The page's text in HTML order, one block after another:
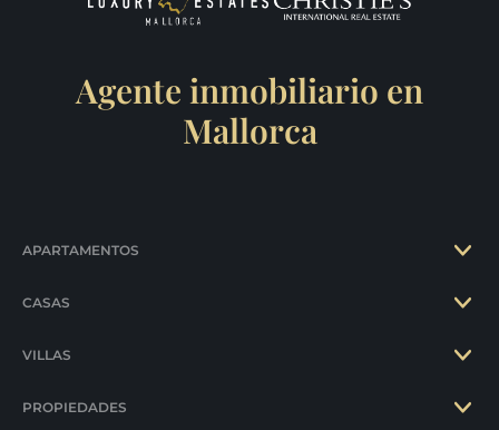
Agente inmobiliario en
Mallorca
APARTAMENTOS
CASAS
VILLAS
PROPIEDADES